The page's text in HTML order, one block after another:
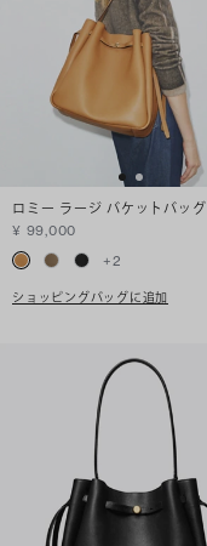
ロミー ラージ バケットバッグ
¥ 99,000
+2
ショッピングバッグに追加